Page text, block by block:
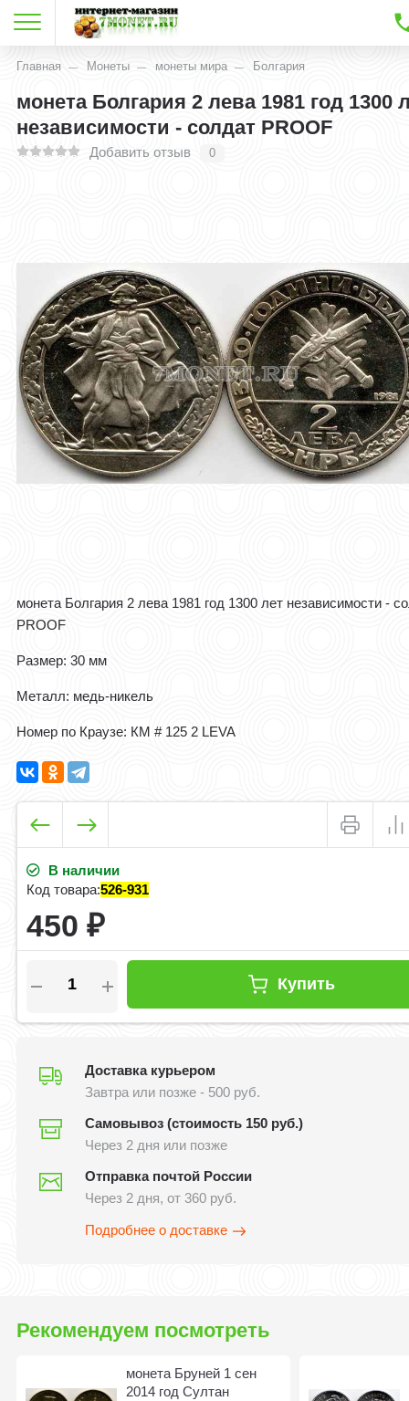
Главная Монеты монеты мира Болгария
монета Болгария 2 лева 1981 год 1300
независимости - солдат PROOF
Добавить отзыв 0
монета Болгария 2 лева 1981 год 1300 лет независимости -
PROOF
Размер: 30 мм
Металл: медь-никель
Номер по Краузе: КМ # 125 2 LEVA
В наличии
Код товара:526-931
450₽
Купить
Доставка курьером
Завтра или позже - 500 руб.
Самовывоз (стоимость 150 руб.)
Через 2 дня или позже
Отправка почтой России
Через 2 дня, от 360 руб.
Подробнее о доставке
Рекомендуем посмотреть
монета Бруней 1 сен
2014 год Султан